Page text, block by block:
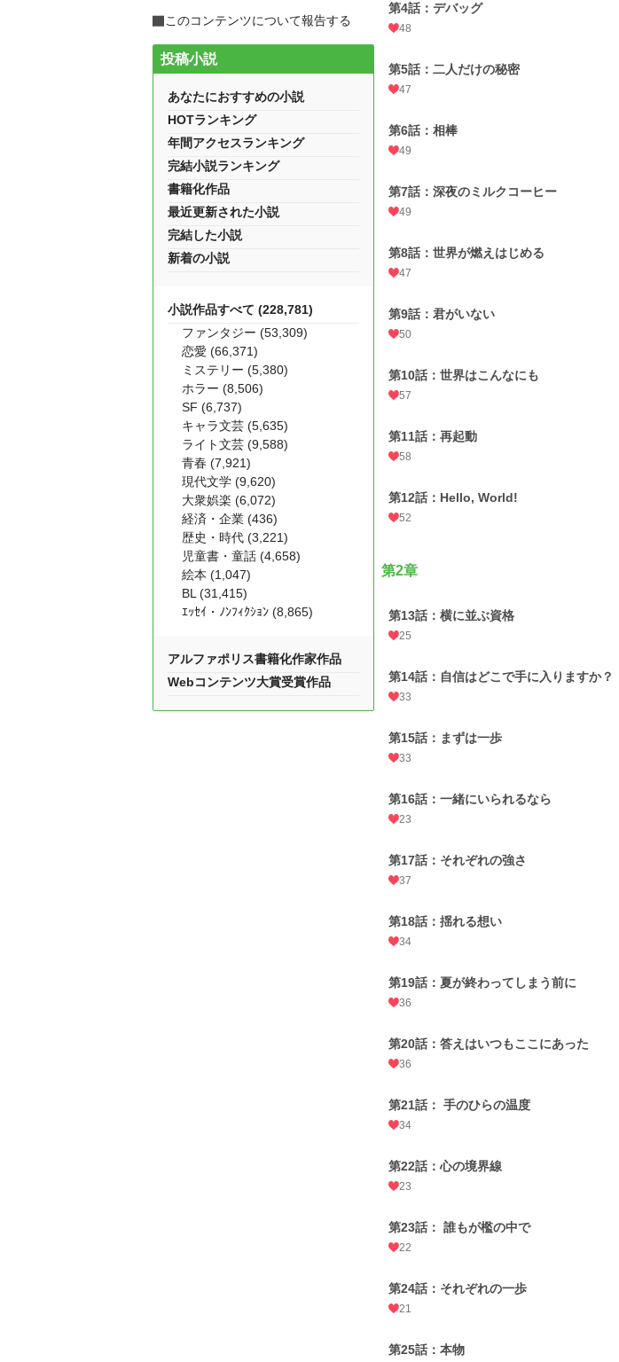
第4話：デバッグ
48
第5話：二人だけの秘密
47
第6話：相棒
49
第7話：深夜のミルクコーヒー
49
第8話：世界が燃えはじめる
47
第9話：君がいない
50
第10話：世界はこんなにも
57
第11話：再起動
58
第12話：Hello, World!
52
第2章
第13話：横に並ぶ資格
25
第14話：自信はどこで手に入りますか？
33
第15話：まずは一歩
33
第16話：一緒にいられるなら
23
第17話：それぞれの強さ
37
第18話：揺れる想い
34
第19話：夏が終わってしまう前に
36
第20話：答えはいつもここにあった
36
第21話： 手のひらの温度
34
第22話：心の境界線
23
第23話： 誰もが檻の中で
22
第24話：それぞれの一歩
21
第25話：本物
このコンテンツについて報告する
投稿小説
あなたにおすすめの小説
HOTランキング
年間アクセスランキング
完結小説ランキング
書籍化作品
最近更新された小説
完結した小説
新着の小説
小説作品すべて (228,781)
ファンタジー (53,309)
恋愛 (66,371)
ミステリー (5,380)
ホラー (8,506)
SF (6,737)
キャラ文芸 (5,635)
ライト文芸 (9,588)
青春 (7,921)
現代文学 (9,620)
大衆娯楽 (6,072)
経済・企業 (436)
歴史・時代 (3,221)
児童書・童話 (4,658)
絵本 (1,047)
BL (31,415)
ｴｯｾｲ・ﾉﾝﾌｨｸｼｮﾝ (8,865)
アルファポリス書籍化作家作品
Webコンテンツ大賞受賞作品